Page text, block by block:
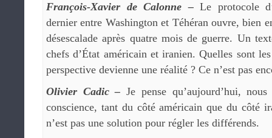
François-Xavier de Calonne – Le protocole
dernier entre Washington et Téhéran ouvre, bien
désescalade après quatre mois de guerre. Un
chefs d’État américain et iranien. Quelles sont
perspective devienne une réalité ? Ce n’est pas
Olivier Cadic –Je pense qu’aujourd’hui,
conscience, tant du côté américain que du côté
n’est pas une solution pour régler les différends.